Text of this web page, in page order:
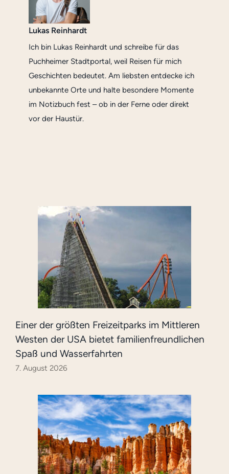
Lukas Reinhardt
Ich bin Lukas Reinhardt und schreibe für das
Puchheimer Stadtportal, weil Reisen für mich
Geschichten bedeutet. Am liebsten entdecke ich
unbekannte Orte und halte besondere Momente
im Notizbuch fest – ob in der Ferne oder direkt
vor der Haustür.
Einer der größten Freizeitparks im Mittleren
Westen der USA bietet familienfreundlichen
Spaß und Wasserfahrten
7. August 2026